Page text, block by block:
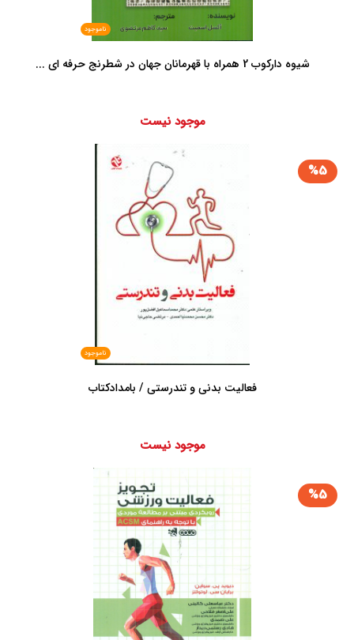
ناموجود
شیوه دارکوب 2 همراه با قهرمانان جهان در شطرنج حرفه ای ...
موجود نیست
%5
ناموجود
فعالیت بدنی و تندرستی / بامدادکتاب
موجود نیست
%5